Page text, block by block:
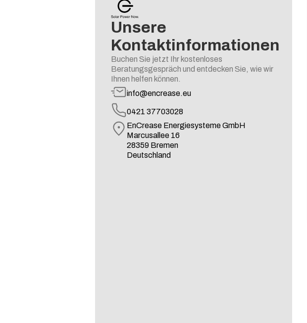
Unsere
Kontaktinformationen
Buchen Sie jetzt Ihr kostenloses
Beratungsgespräch und entdecken Sie, wie wir
Ihnen helfen können.
info@encrease.eu
0421 37703028
EnCrease Energiesysteme GmbH
Marcusallee 16
28359 Bremen
Deutschland